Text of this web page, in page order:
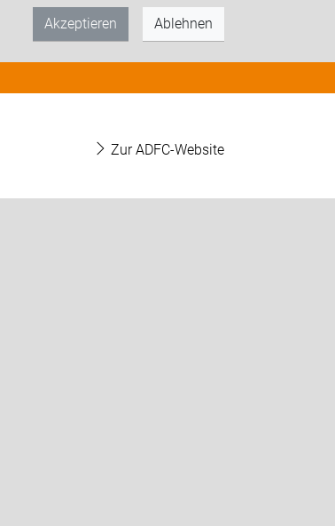
Akzeptieren Ablehnen
Zur ADFC-Website